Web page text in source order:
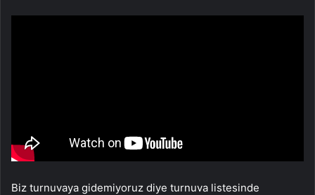
Biz turnuvaya gidemiyoruz diye turnuva listesinde